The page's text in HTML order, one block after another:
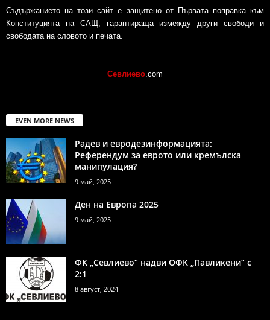
Съдържанието на този сайт е защитено от Първата поправка към
Конституцията на САЩ, гарантираща измежду други свободи и
свободата на словото и печата.
Севлиево.com
EVEN MORE NEWS
Радев и евродезинформацията:
Референдум за еврото или кремълска
манипулация?
9 май, 2025
Ден на Европа 2025
9 май, 2025
ФК „Севлиево“ надви ОФК „Павликени“ с
2:1
8 август, 2024